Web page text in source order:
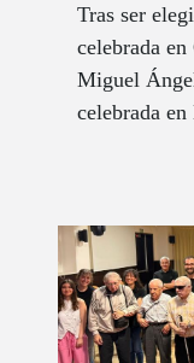
Tras ser
celebrada
Miguel
celebrada